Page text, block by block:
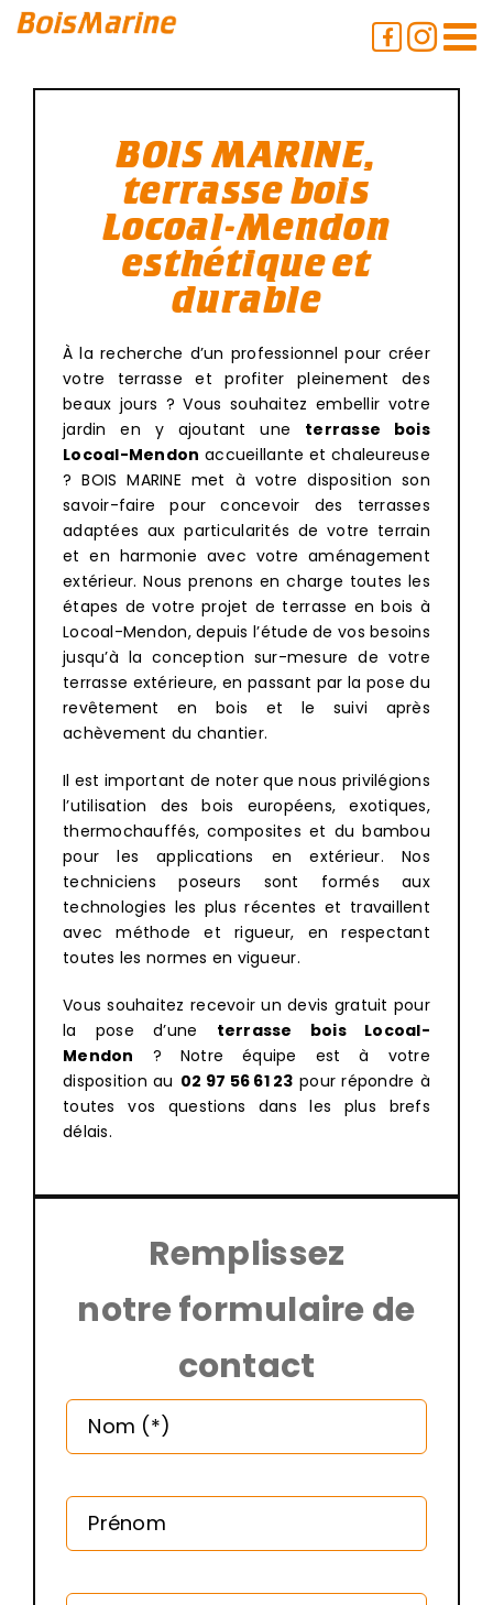
Passer
contenu
BOIS MARINE,
terrasse bois
Locoal-Mendon
esthétique et
durable
À la recherche d’un professionnel pour créer
votre terrasse et profiter pleinement des
beaux jours ? Vous souhaitez embellir votre
jardin en y ajoutant une terrasse bois
Locoal-Mendon accueillante et chaleureuse
? BOIS MARINE met à votre disposition son
savoir-faire pour concevoir des terrasses
adaptées aux particularités de votre terrain
et en harmonie avec votre aménagement
extérieur. Nous prenons en charge toutes les
étapes de votre projet de terrasse en bois à
Locoal-Mendon, depuis l’étude de vos besoins
jusqu’à la conception sur-mesure de votre
terrasse extérieure, en passant par la pose du
revêtement en bois et le suivi après
achèvement du chantier.
Il est important de noter que nous privilégions
l’utilisation des bois européens, exotiques,
thermochauffés, composites et du bambou
pour les applications en extérieur. Nos
techniciens poseurs sont formés aux
technologies les plus récentes et travaillent
avec méthode et rigueur, en respectant
toutes les normes en vigueur.
Vous souhaitez recevoir un devis gratuit pour
la pose d’une terrasse bois Locoal-
Mendon ? Notre équipe est à votre
disposition au 02 97 56 61 23 pour répondre à
toutes vos questions dans les plus brefs
délais.
Remplissez
notre formulaire de
contact
Nom (*)
Prénom